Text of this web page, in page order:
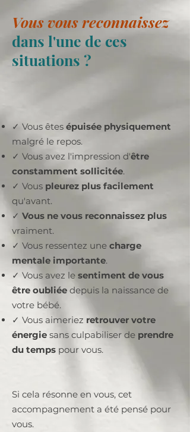
Vous vous reconnaissez
dans l'une de ces
situations ?
✓ Vous êtes épuisée physiquement
malgré le repos.
✓ Vous avez l'impression d'être
constamment sollicitée.
✓ Vous pleurez plus facilement
qu'avant.
✓ Vous ne vous reconnaissez plus
vraiment.
✓ Vous ressentez une charge
mentale importante.
✓ Vous avez le sentiment de vous
être oubliée depuis la naissance de
votre bébé.
✓ Vous aimeriez retrouver votre
énergie sans culpabiliser de prendre
du temps pour vous.
Si cela résonne en vous, cet
accompagnement a été pensé pour
vous.